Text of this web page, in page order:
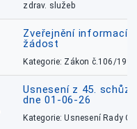
zdrav. služeb
Zveřejnění informací
žádost
Kategorie: Zákon č.106/1999
Usnesení z 45.
dne 01-06-26
Kategorie: Usnesení Rady